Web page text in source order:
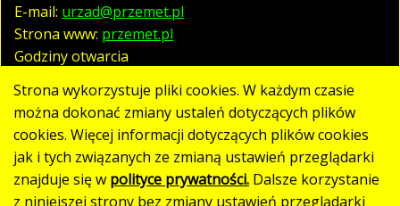
E-mail: urzad@przemet.pl
Strona www: przemet.pl
Godziny otwarcia
pn. - pt. 07:30 - 15:30
Polityka prywatności
Klauzula RODO
Deklaracja dostępności
Strona wykorzystuje pliki cookies. W każdym czasie
można dokonać zmiany ustaleń dotyczących plików
cookies. Więcej informacji dotyczących plików cookies
jak i tych związanych ze zmianą ustawień przeglądarki
znajduje się w polityce prywatności. Dalsze korzystanie
z niniejszej strony bez zmiany ustawień przeglądarki